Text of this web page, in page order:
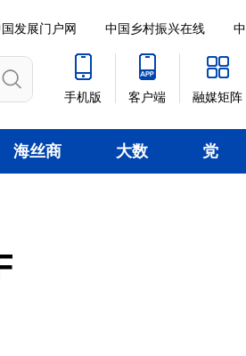
发展门户网 中国乡村振兴在线
手机版 客户端 融媒矩阵
海丝商 大数 党